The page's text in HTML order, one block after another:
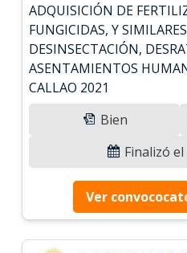
ADQUISICIÓN DE
FUNGICIDAS, Y
DESINSECTACIÓN,
ASENTAMIENTOS
CALLAO 2021
Bien
Finalizó
Ver